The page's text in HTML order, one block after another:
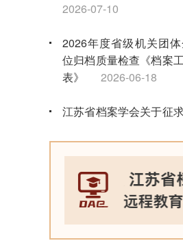
2026-07-10
2026年度省级机关团
位归档质量检查《档案
表》
2026-06-18
江苏省档案学会关于征
通知
2026-06-15
江苏省档案馆关于征集“
料的公告
2026-06-09